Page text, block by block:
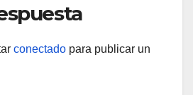
conectado para publicar un